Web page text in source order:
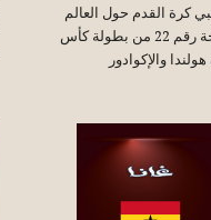
كرة القدم حول العالم
نحو دولة قطر، حيث فاعليات النسخة رقم 22 من بطولة كأس